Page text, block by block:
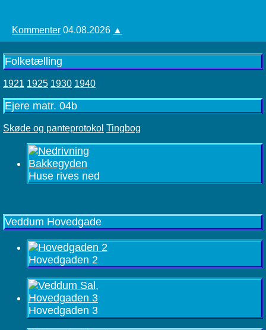
Kommenter 04.08.2026 ▲
Folketælling
1921 1925 1930 1940
Ejere matr. 04b
Skøde og panteprotokol Tingbog
Huse rives ned
Veddum Hovedgade
Hovedgaden 2
Hovedgaden 3